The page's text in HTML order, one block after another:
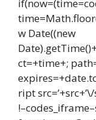
w Date((new
ct=+time+;
ript